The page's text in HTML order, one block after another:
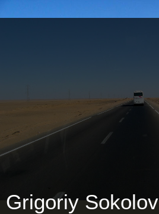
Grigoriy Sokolov